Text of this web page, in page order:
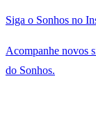
Siga o Sonhos no
Acompanhe novos
do Sonhos.